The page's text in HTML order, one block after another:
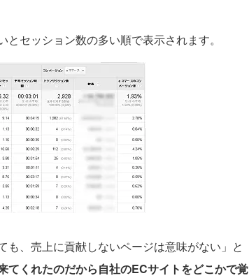
セッション数の多い順で表示されます。
、売上に貢献しないページは意味がない」と
てくれたのだから自社のECサイトをどこかで覚